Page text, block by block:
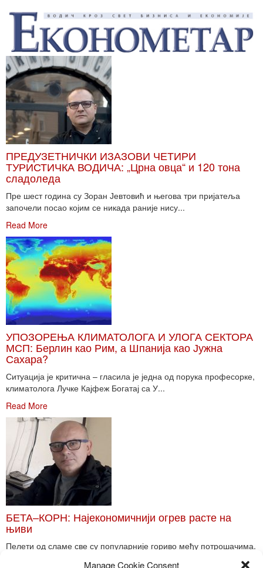
Manage Cookie Consent
ПРЕДУЗЕТНИЧКИ ИЗАЗОВИ ЧЕТИРИ
ТУРИСТИЧКА ВОДИЧА: „Црна овца“ и 120 тона
сладоледа
Пре шест година су Зоран Јевтовић и његова три пријатеља
започели посао којим се никада раније нису...
Read More
УПОЗОРЕЊА КЛИМАТОЛОГА И УЛОГА СЕКТОРА
МСП: Берлин као Рим, а Шпанија као Јужна
Сахара?
Ситуација је критична – гласила је једна од порука професорке,
климатолога Лучке Кајфеж Богатај са У...
Read More
БЕТА–КОРН: Најекономичнији огрев расте на
њиви
Пелети од сламе све су популарније гориво међу потрошачима.